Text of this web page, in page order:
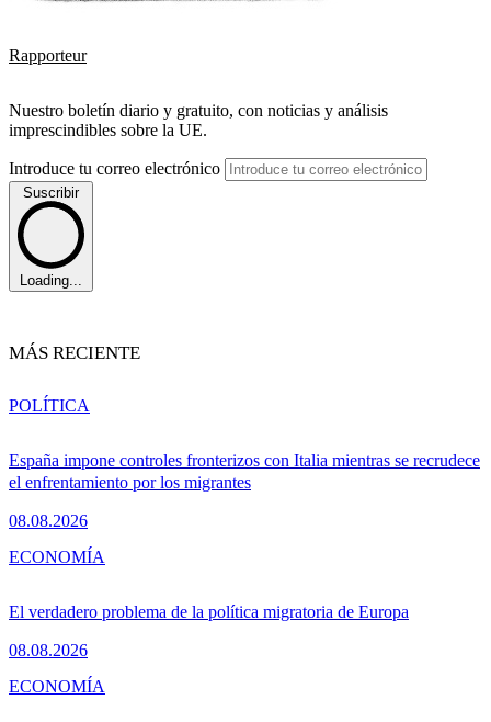
Rapporteur
Nuestro boletín diario y gratuito, con noticias y análisis
imprescindibles sobre la UE.
Introduce tu correo electrónico
Suscribir
Loading...
MÁS RECIENTE
España impone controles fronterizos con Italia mientras se recrudece
el enfrentamiento por los migrantes
08.08.2026
POLÍTICA
El verdadero problema de la política migratoria de Europa
08.08.2026
ECONOMÍA
ECONOMÍA